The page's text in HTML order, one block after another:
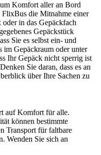
Komfort aller an Bord
FlixBus die Mitnahme einer
in das Gepäckfach
Gepäckstück
Sie es selbst ein- und
im Gepäckraum oder unter
Ihr Gepäck nicht sperrig ist
Sie daran, dass es an
über Ihre Sachen zu
auf Komfort für alle.
können bestimmte
Transport für faltbare
Wenden Sie sich an